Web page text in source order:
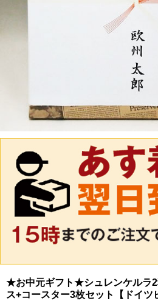
★お中元ギフト★シュレンケルラ2
ス+コースター3枚セット【ドイツ